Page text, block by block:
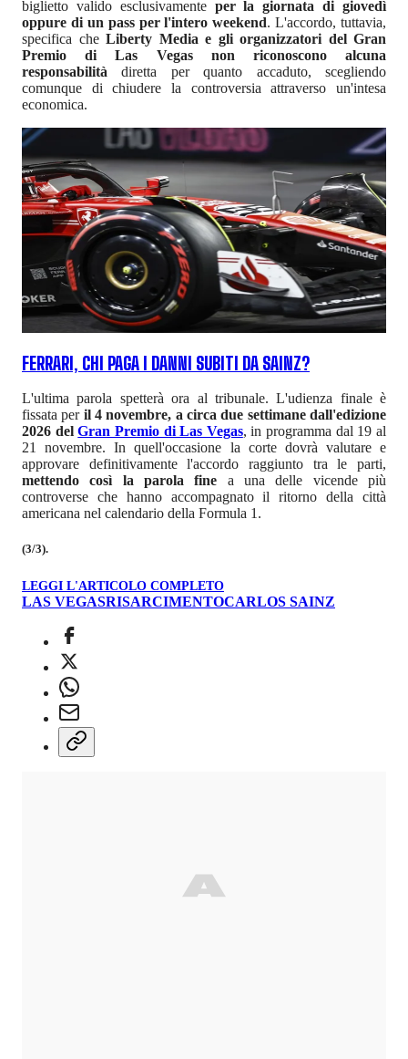
biglietto valido esclusivamenteper la giornata di giovedì
oppure di un pass per l'intero weekend. L'accordo, tuttavia,
specifica che Liberty Media e gli organizzatori del Gran
Premio di Las Vegas non riconoscono alcuna
responsabilità diretta per quanto accaduto, scegliendo
comunque di chiudere la controversia attraverso un'intesa
economica.
FERRARI, CHI PAGA I DANNI SUBITI DA SAINZ?
L'ultima parola spetterà ora al tribunale. L'udienza finale è
fissata per il 4 novembre, a circa due settimane dall'edizione
2026 delGran Premio di Las Vegas, in programma dal 19 al
21 novembre. In quell'occasione la corte dovrà valutare e
approvare definitivamente l'accordo raggiunto tra le parti,
mettendo così la parola fine a una delle vicende più
controverse che hanno accompagnato il ritorno della città
americana nel calendario della Formula 1.
(3/3).
LEGGI L'ARTICOLO COMPLETO
LAS VEGASRISARCIMENTOCARLOS SAINZ